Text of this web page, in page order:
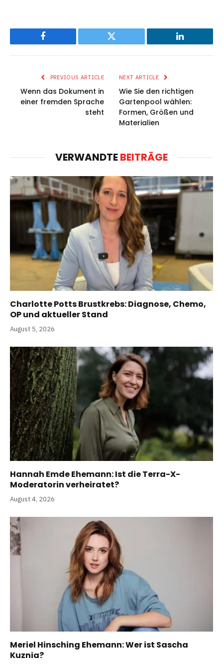
Facebook Twitter LinkedIn
PREVIOUS ARTICLE
Wenn das Dokument in
einer fremden Sprache
steht
NEXT ARTICLE
Wie Sie den richtigen
Gartenpool wählen:
Formen, Größen und
Materialien
VERWANDTEBEITRÄGE
Charlotte Potts Brustkrebs: Diagnose, Chemo,
OP und aktueller Stand
August 5, 2026
Hannah Emde Ehemann: Ist die Terra-X-
Moderatorin verheiratet?
August 4, 2026
Meriel Hinsching Ehemann: Wer ist Sascha
Kuznia?